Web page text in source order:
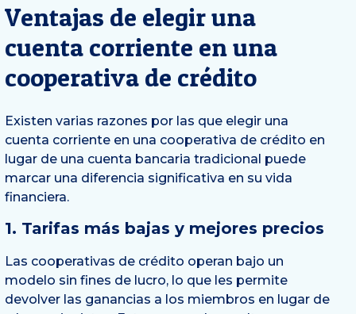
Ventajas de elegir una
cuenta corriente en una
cooperativa de crédito
Existen varias razones por las que elegir una
cuenta corriente en una cooperativa de crédito en
lugar de una cuenta bancaria tradicional puede
marcar una diferencia significativa en su vida
financiera.
1. Tarifas más bajas y mejores precios
Las cooperativas de crédito operan bajo un
modelo sin fines de lucro, lo que les permite
devolver las ganancias a los miembros en lugar de